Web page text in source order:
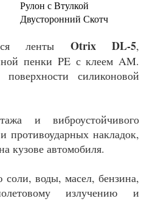
Рулон с Втулкой
Двусторонний Скотч
ленты Otrix DL-5,
пенки PE с клеем AM.
силиконовой
и виброустойчивого
противоударных накладок,
кузове автомобиля.
воды, масел, бензина,
излучению и